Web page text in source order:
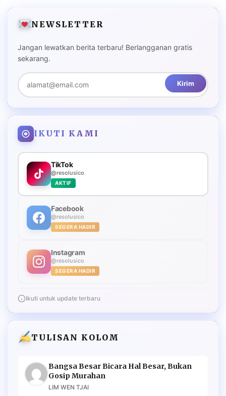
NEWSLETTER
Jangan lewatkan berita terbaru! Berlangganan gratis
sekarang.
Kirim
IKUTI KAMI
TikTok
@resolusico
AKTIF
Facebook
@resolusico
SEGERA HADIR
Instagram
@resolusico
SEGERA HADIR
Ikuti untuk update terbaru
TULISAN KOLOM
Bangsa Besar Bicara Hal Besar, Bukan
Gosip Murahan
LIM WEN TJAI